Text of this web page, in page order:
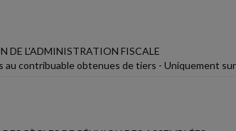
DE L'ADMINISTRATION FISCALE
au contribuable obtenues de tiers - Uniquement